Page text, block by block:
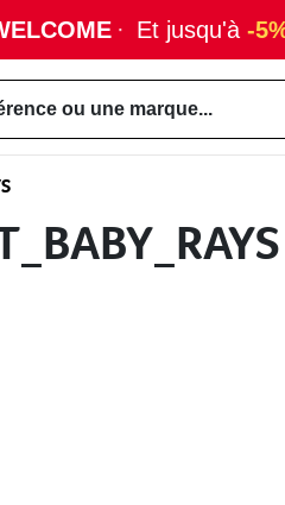
· Et jusqu'à -
ou une marque...